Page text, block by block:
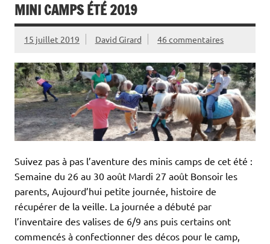
MINI CAMPS ÉTÉ 2019
15 juillet 2019 David Girard 46 commentaires
Suivez pas à pas l’aventure des minis camps de cet été :
Semaine du 26 au 30 août Mardi 27 août Bonsoir les
parents, Aujourd’hui petite journée, histoire de
récupérer de la veille. La journée a débuté par
l’inventaire des valises de 6/9 ans puis certains ont
commencés à confectionner des décos pour le camp,